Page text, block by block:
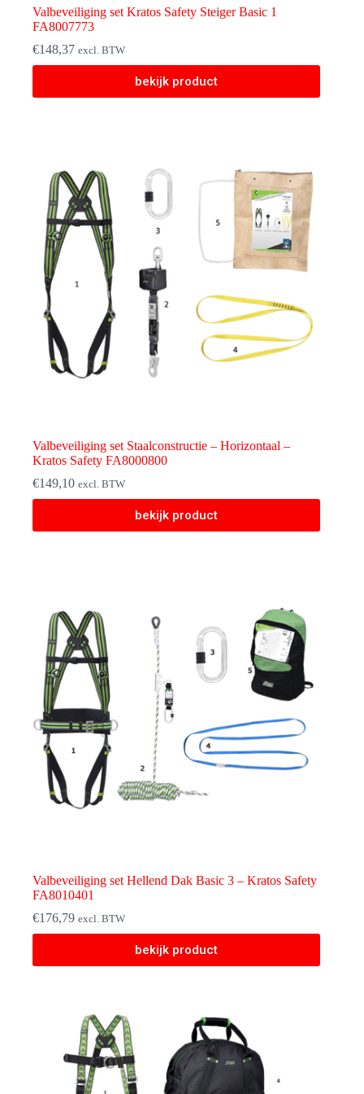
Valbeveiliging set Kratos Safety Steiger Basic 1
FA8007773
€148,37 excl. BTW
bekijk product
Dit
heeft
gekozen
worden
productpagina
Valbeveiliging set Staalconstructie – Horizontaal –
Kratos Safety FA8000800
€149,10 excl. BTW
bekijk product
Valbeveiliging set Hellend Dak Basic 3 – Kratos Safety
FA8010401
€176,79 excl. BTW
bekijk product